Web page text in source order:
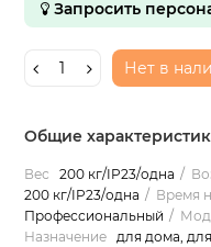
Запросить
Нет в
Общие
Вес 200 кг/IP23/одна
200 кг/IP23/одна
Время
Профессиональный
Назначение
для дома,